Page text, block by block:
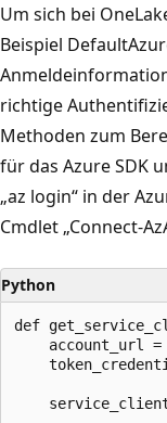
Um sich bei
Beispiel
richtige
Methoden zum
für das Azure SDK
„az login“ in der
Cmdlet „Connect-
Python
def
account_url